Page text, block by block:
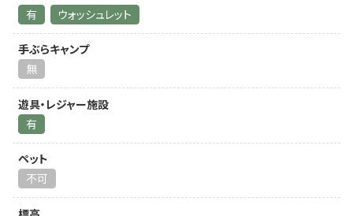
有
ウォッシュレット
手ぶらキャンプ
無
遊具・レジャー施設
有
ペット
不可